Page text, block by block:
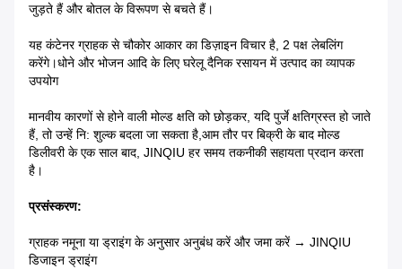
जुड़ते हैं और बोतल के विरूपण से बचते हैं।
यह कंटेनर ग्राहक से चौकोर आकार का डिज़ाइन विचार है, 2 पक्ष लेबलिंग
करेंगे।धोने और भोजन आदि के लिए घरेलू दैनिक रसायन में उत्पाद का व्यापक
उपयोग
मानवीय कारणों से होने वाली मोल्ड क्षति को छोड़कर, यदि पुर्जे क्षतिग्रस्त हो जाते
हैं, तो उन्हें नि: शुल्क बदला जा सकता है,आम तौर पर बिक्री के बाद मोल्ड
डिलीवरी के एक साल बाद, JINQIU हर समय तकनीकी सहायता प्रदान करता
है।
प्रसंस्करण:
ग्राहक नमूना या ड्राइंग के अनुसार अनुबंध करें और जमा करें → JINQIU
डिजाइन ड्राइंग